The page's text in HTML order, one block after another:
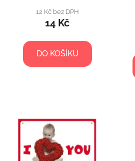
12 Kč bez DPH
14 Kč
DO KOŠÍKU